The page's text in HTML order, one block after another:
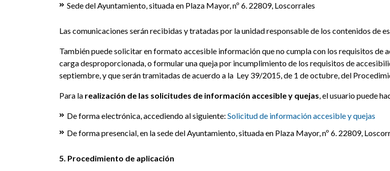
Sede del Ayuntamiento, situada en Plaza Mayor, nº 6. 22809, Loscorrales
Las comunicaciones serán recibidas y tratadas por la unidad responsable de los contenidos de
También puede solicitar en formato accesible información que no cumpla con los requisitos
carga desproporcionada, o formular una queja por incumplimiento de los requisitos de
septiembre, y que serán tramitadas de acuerdo a la Ley 39/2015, de 1 de octubre, del
Para la realización de las solicitudes de información accesible y quejas, el usuario puede
De forma electrónica, accediendo al siguiente: Solicitud de información accesible y quejas
De forma presencial, en la sede del Ayuntamiento, situada en Plaza Mayor, nº 6. 22809,
5. Procedimiento de aplicación